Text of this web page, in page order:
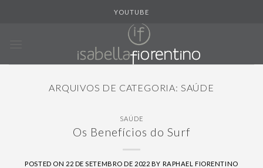
YOUTUBE
ARQUIVOS DE CATEGORIA: SAÚDE
SAÚDE
Os Benefícios do Surf
POSTED ON 22 DE SETEMBRO DE 2022 BY RAPHAEL FIORENTINO